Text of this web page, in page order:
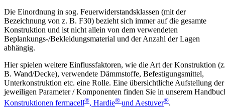
Die Einordnung in sog. Feuerwiderstandsklassen (mit der
Bezeichnung von z. B. F30) bezieht sich immer auf die gesamte
Konstruktion und ist nicht allein von dem verwendeten
Beplankungs-/Bekleidungsmaterial und der Anzahl der Lagen
abhängig.
Hier spielen weitere Einflussfaktoren, wie die Art der Konstruktion
B. Wand/Decke), verwendete Dämmstoffe, Befestigungsmittel,
Unterkonstruktion etc. eine Rolle. Eine übersichtliche Aufstellung der
jeweiligen Parameter / Komponenten finden Sie in unserem
Konstruktionen fermacell®, Hardie® und Aestuver®.